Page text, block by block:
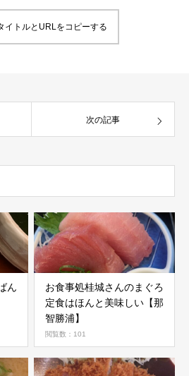
イトルとURLをコピーする
次の記事
ん
お食事処桂城さんのまぐろ
定食はほんと美味しい【那
智勝浦】
閲覧数：101